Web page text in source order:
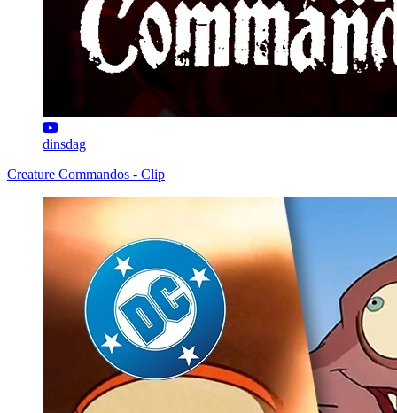
dinsdag
Creature Commandos - Clip